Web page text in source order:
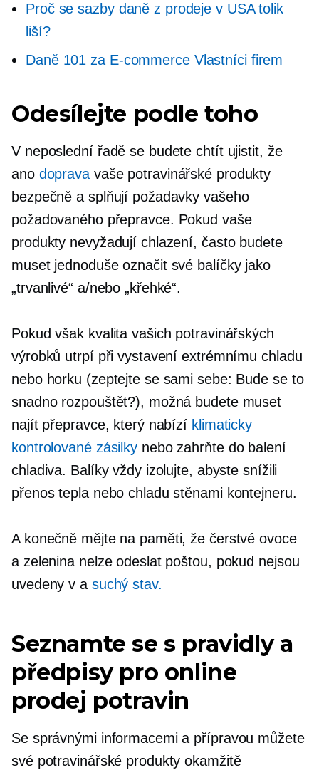
Proč se sazby daně z prodeje v USA tolik
liší?
Daně 101 za E-commerceVlastníci firem
Odesílejte podle toho
V neposlední řadě se budete chtít ujistit, že
ano dopravavaše potravinářské produkty
bezpečně a splňují požadavky vašeho
požadovaného přepravce. Pokud vaše
produkty nevyžadují chlazení, často budete
muset jednoduše označit své balíčky jako
„trvanlivé“ a/nebo „křehké“.
Pokud však kvalita vašich potravinářských
výrobků utrpí při vystavení extrémnímu chladu
nebo horku (zeptejte se sami sebe: Bude se to
snadno rozpouštět?), možná budete muset
najít přepravce, který nabízí klimaticky
kontrolované zásilky nebo zahrňte do balení
chladiva. Balíky vždy izolujte, abyste snížili
přenos tepla nebo chladu stěnami kontejneru.
A konečně mějte na paměti, že čerstvé ovoce
a zelenina nelze odeslat poštou, pokud nejsou
uvedeny v a suchý stav.
Seznamte se s pravidly a
předpisy pro online
prodej potravin
Se správnými informacemi a přípravou můžete
své potravinářské produkty okamžitě